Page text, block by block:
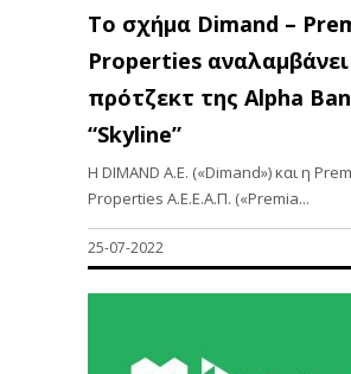
Το σχήμα Dimand –
Properties
πρότζεκτ της Alpha
“Skyline”
Η DIMAND Α.Ε. («Dimand») και η
Properties A.E.E.A.Π. («Premia...
25-07-2022